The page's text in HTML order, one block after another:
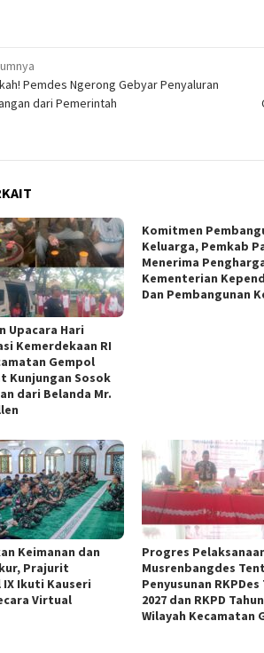
Pemdes Ngerong Gebyar Penyaluran
dari Pemerintah
Upacara Hari
Kemerdekaan RI
Gempol
Kunjungan Sosok
dari Belanda Mr.
Komitmen
Keluarga, Pemkab
Menerima
Kementerian
Dan Pembangunan
Keimanan dan
Prajurit
Ikuti Kauseri
Virtual
Progres
Musrenbangdes
Penyusunan RKPDes
2027 dan RKPD
Wilayah Kecamatan